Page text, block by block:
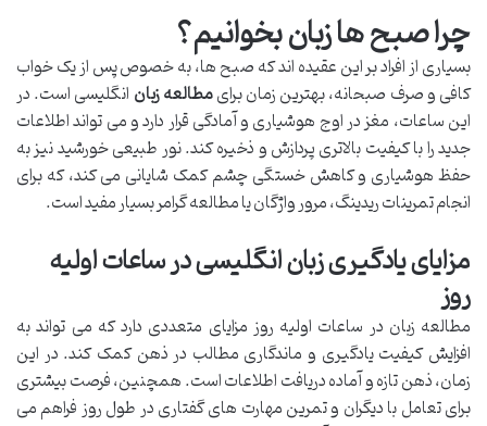
چرا صبح ها زبان بخوانیم؟
بسیاری از افراد بر این عقیده اند که صبح ها، به خصوص پس از یک خواب
کافی و صرف صبحانه، بهترین زمان برایمطالعه زبانانگلیسی است. در
این ساعات، مغز در اوج هوشیاری و آمادگی قرار دارد و می تواند اطلاعات
جدید را با کیفیت بالاتری پردازش و ذخیره کند. نور طبیعی خورشید نیز به
حفظ هوشیاری و کاهش خستگی چشم کمک شایانی می کند، که برای
انجام تمرینات ریدینگ، مرور واژگان یا مطالعه گرامر بسیار مفید است.
مزایای یادگیری زبان انگلیسی در ساعات اولیه
روز
مطالعه زبان در ساعات اولیه روز مزایای متعددی دارد که می تواند به
افزایش کیفیت یادگیری و ماندگاری مطالب در ذهن کمک کند. در این
زمان، ذهن تازه و آماده دریافت اطلاعات است. همچنین، فرصت بیشتری
برای تعامل با دیگران و تمرین مهارت های گفتاری در طول روز فراهم می